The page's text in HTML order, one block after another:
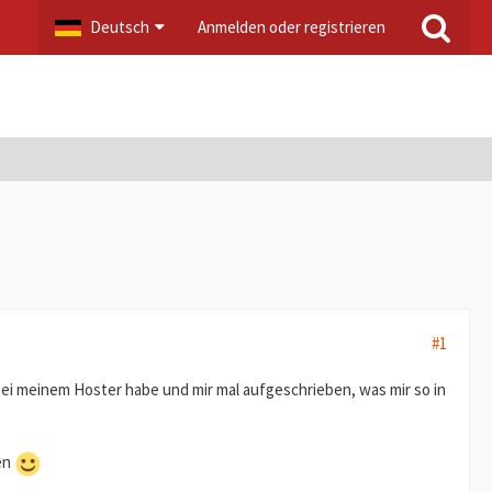
Deutsch Anmelden oder registrieren
#1
meinem Hoster habe und mir mal aufgeschrieben, was mir so in